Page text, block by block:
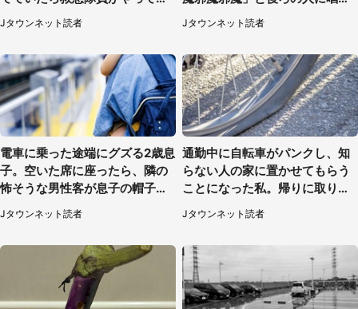
て...」（大阪府・50代女性）
Jタウンネット読者
られて（神奈川県・30代女性）
Jタウンネット読者
電車に乗った途端にグズる2歳息
子。空いた席に座ったら、隣の
怖そうな男性客が息子の帽子に
手を伸ばし（千葉県・40代女
性）
Jタウンネット読者
通勤中に自転車がパンクし、知
らない人の家に置かせてもらう
ことになった私。帰りに取りに
行くと、なんと...（東京都・40
代女性）
Jタウンネット読者